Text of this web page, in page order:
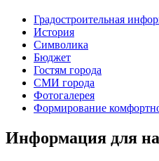
Градостроительная
История
Символика
Бюджет
Гостям города
СМИ города
Фотогалерея
Формирование
Информация для